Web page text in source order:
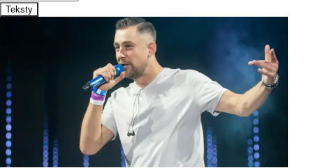
Teksty